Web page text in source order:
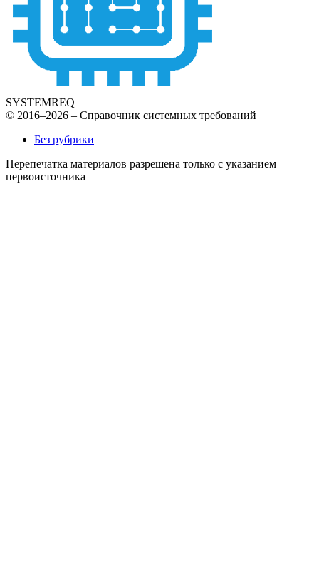
SYSTEMREQ
© 2016–2026 – Справочник системных требований
Без рубрики
Перепечатка материалов разрешена только с указанием
первоисточника